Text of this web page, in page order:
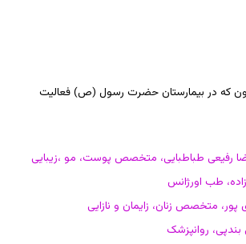
که در بیمارستان حضرت رسول (ص) فعالیت
رفیعی طباطبایی، متخصص پوست، مو ،زیبایی
طب اورژانس
پور، متخصص زنان، زایمان و نازایی
روانپزشک